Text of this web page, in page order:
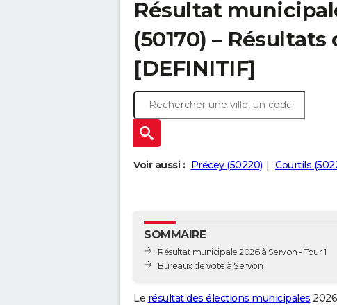
Résultat
(50170) – Résultats
[DEFINITIF]
Voir aussi : Précey (50220) Courtils
SOMMAIRE
Résultat municipale 2026 à Servon - Tour 1
Bureaux de vote à Servon
Le résultat des élections municipales